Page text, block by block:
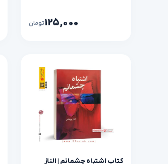
۱۲۵,۰۰۰تومان
کتاب اشتباه چشمانم | الناز